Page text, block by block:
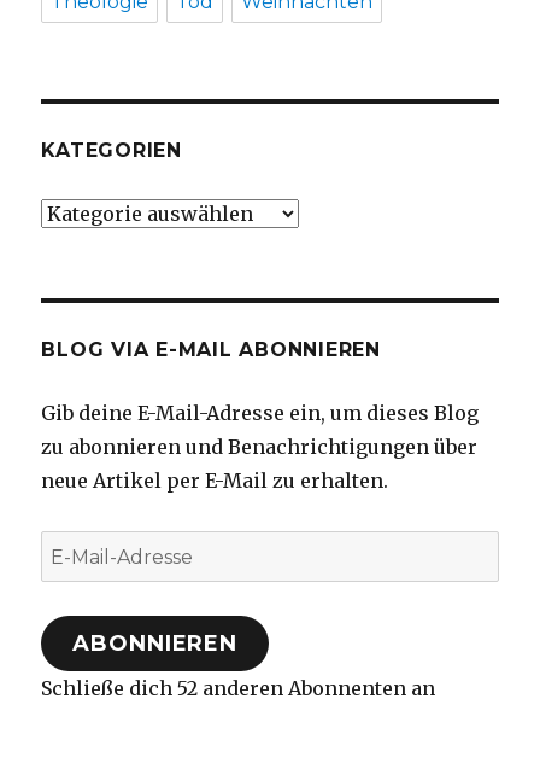
KATEGORIEN
Kategorien
BLOG VIA E-MAIL ABONNIEREN
Gib deine E-Mail-Adresse ein, um dieses Blog
zu abonnieren und Benachrichtigungen über
neue Artikel per E-Mail zu erhalten.
E-
Mail-
Adresse
ABONNIEREN
Schließe dich 52 anderen Abonnenten an